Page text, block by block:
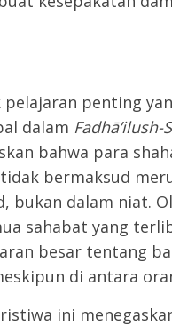
penting
dalam Fadhā’ilush-
bahwa para
bermaksud
bukan dalam niat.
sahabat yang
besar tentang
di antara
ini